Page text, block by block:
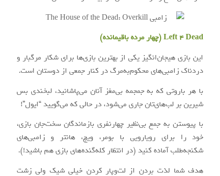
Left 4 Dead (چهار مرده باقیمانده)
این بازی هیجان‌انگیز یکی از بهترین بازی‌ها برای شکار مرگبار و
دردناک زامبی‌های محکوم‌به‌مرگ در کنار جمعی از دوستان است.
با هر باروتی که به جمجمه بی‌‌مغز آنان می‌پاشانید، لبخندی بس
شیرین بر لب‌های‌تان جاری می‌شود، در حالی که می‌گویید “ایول”!
با پیوستن به جمع بی‌نظیر چهارنفری بازماندگان سخت‌جان بازی،
خود را برای رویارویی با بومر، ویچ، هانتر و زامبی‌های
شکنجه‌طلب آماده کنید (در انتظار کله‌گنده‌های بازی هم باشید!).
هدف شما لذت بردن از لت‌وپار کردن خیلی شیک ولی زشت